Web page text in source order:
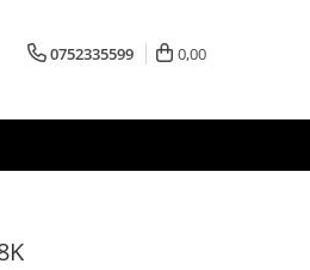
0752335599 0,00